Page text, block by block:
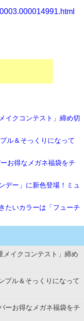
イクコンテスト」締め切
ル＆そっくりになって
お得なメガネ福袋をチ
デー」に新色登場！ミュ
たいカラーは「フューチ
メイクコンテスト」締め
プル＆そっくりになって
ーお得なメガネ福袋をチ